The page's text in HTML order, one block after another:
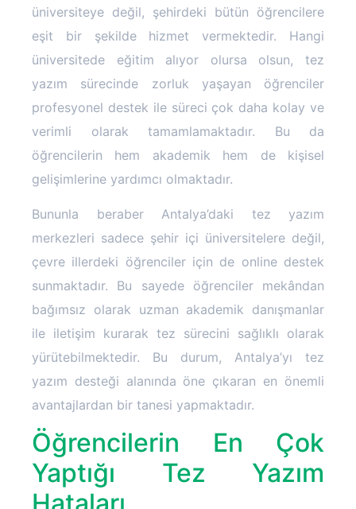
üniversiteye değil, şehirdeki bütün öğrencilere
eşit bir şekilde hizmet vermektedir. Hangi
üniversitede eğitim alıyor olursa olsun, tez
yazım sürecinde zorluk yaşayan öğrenciler
profesyonel destek ile süreci çok daha kolay ve
verimli olarak tamamlamaktadır. Bu da
öğrencilerin hem akademik hem de kişisel
gelişimlerine yardımcı olmaktadır.
Bununla beraber Antalya’daki tez yazım
merkezleri sadece şehir içi üniversitelere değil,
çevre illerdeki öğrenciler için de online destek
sunmaktadır. Bu sayede öğrenciler mekândan
bağımsız olarak uzman akademik danışmanlar
ile iletişim kurarak tez sürecini sağlıklı olarak
yürütebilmektedir. Bu durum, Antalya’yı tez
yazım desteği alanında öne çıkaran en önemli
avantajlardan bir tanesi yapmaktadır.
Öğrencilerin En Çok
Yaptığı Tez Yazım